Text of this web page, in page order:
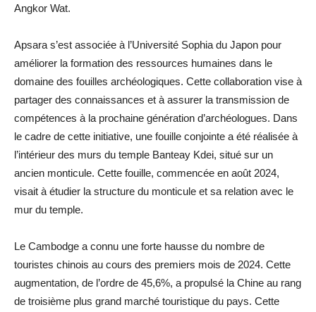
Angkor Wat.
Apsara s’est associée à l’Université Sophia du Japon pour
améliorer la formation des ressources humaines dans le
domaine des fouilles archéologiques. Cette collaboration vise à
partager des connaissances et à assurer la transmission de
compétences à la prochaine génération d’archéologues. Dans
le cadre de cette initiative, une fouille conjointe a été réalisée à
l’intérieur des murs du temple Banteay Kdei, situé sur un
ancien monticule. Cette fouille, commencée en août 2024,
visait à étudier la structure du monticule et sa relation avec le
mur du temple.
Le Cambodge a connu une forte hausse du nombre de
touristes chinois au cours des premiers mois de 2024. Cette
augmentation, de l’ordre de 45,6%, a propulsé la Chine au rang
de troisième plus grand marché touristique du pays. Cette